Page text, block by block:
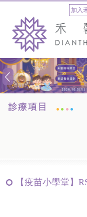
加入
【疫苗小學堂】